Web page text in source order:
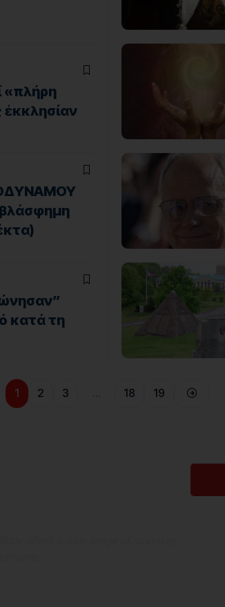
«πλήρη
ἐκκλησίαν
κατά τη
1 2 3 18 19